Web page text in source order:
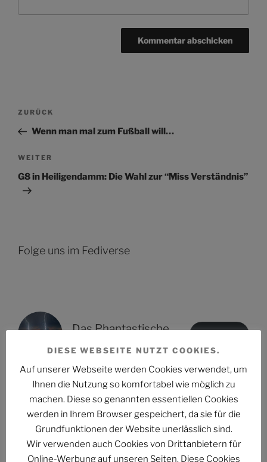
Beitragsnavigation
Vorheriger
Beitrag
ZURÜCK
Wenn man mal zum Fußball will…
Nächster
Beitrag
WEITER
G8 in Heiligendamm: Die Wahl zur “Miss Verständnis”
Folge uns im Fediverse
Das Phantastische Projekt - PHAN.PRO
NEUESTE ARTIKEL
erzählt, was Frauen schon wissen im Zug der Causa
DIESE WEBSEITE NUTZT COOKIES.
Auf unserer Webseite werden Cookies verwendet, um
Ihnen die Nutzung so komfortabel wie möglich zu
machen. Diese so genannten essentiellen Cookies
werden in Ihrem Browser gespeichert, da sie für die
Grundfunktionen der Website unerlässlich sind.
Wir verwenden auch Cookies von Drittanbietern für
Online-Werbung auf unseren Seiten. Diese Cookies